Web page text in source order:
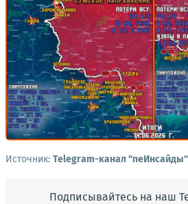
Источник: Telegram-канал "neИнсайды"
Подписывайтесь на наш